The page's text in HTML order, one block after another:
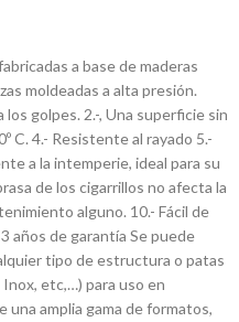
a base de maderas
moldeadas a alta presión.
golpes. 2.-, Una superficie sin
C. 4.- Resistente al rayado 5.-
a la intemperie, ideal para su
de los cigarrillos no afecta la
alguno. 10.- Fácil de
años de garantía Se puede
tipo de estructura o patas
etc,…) para uso en
amplia gama de formatos,